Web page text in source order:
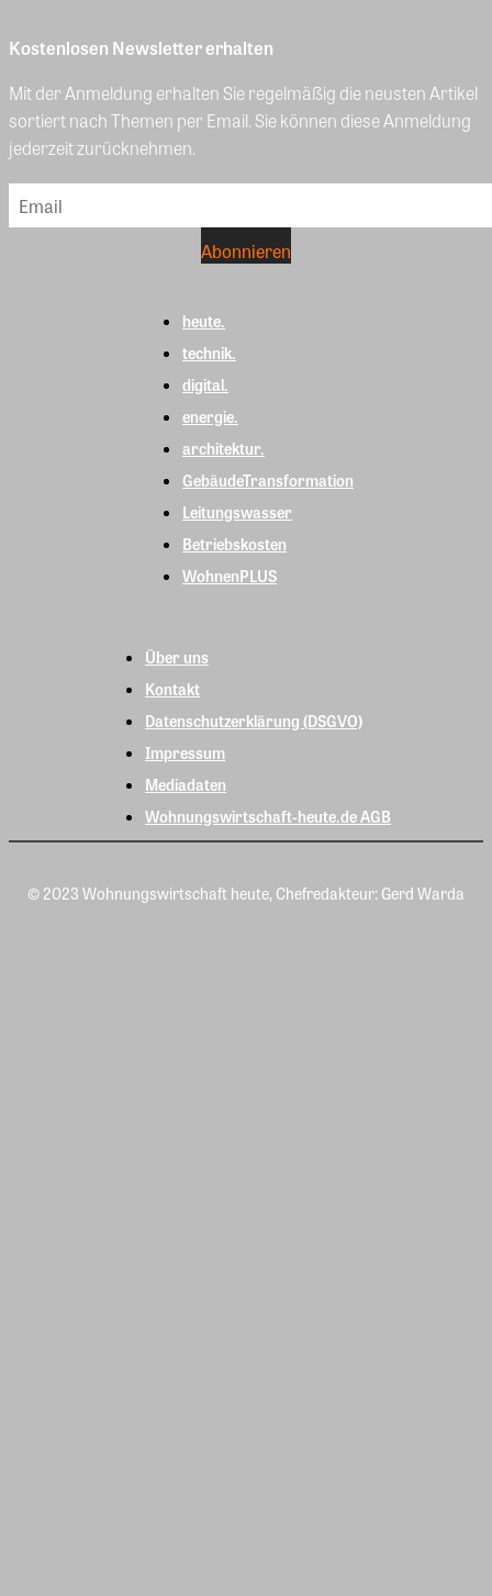
Kostenlosen Newsletter erhalten
Mit der Anmeldung erhalten Sie regelmäßig die neusten Artikel
sortiert nach Themen per Email. Sie können diese Anmeldung
jederzeit zurücknehmen.
heute.
technik.
digital.
energie.
architektur.
GebäudeTransformation
Leitungswasser
Betriebskosten
WohnenPLUS
Über uns
Kontakt
Datenschutzerklärung (DSGVO)
Impressum
Mediadaten
Wohnungswirtschaft-heute.de AGB
© 2023 Wohnungswirtschaft heute, Chefredakteur: Gerd Warda